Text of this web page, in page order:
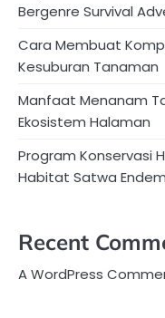
Bergenre Survival
Cara Membuat
Kesuburan Tanaman
Manfaat Menanam
Ekosistem Halaman
Program Konservasi
Habitat Satwa
Recent
A WordPress